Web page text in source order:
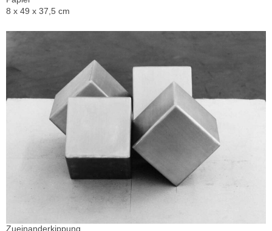
8 x 49 x 37,5 cm
Zueinanderkippung